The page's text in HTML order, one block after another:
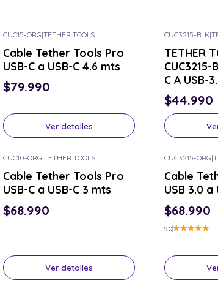
CUC15-ORG|TETHER TOOLS
Cable Tether Tools Pro
USB-C a USB-C 4.6 mts
$79.990
Ver detalles
CUC3215-BLK|
TETHER
CUC3215-
C A USB-
$44.990
CUC10-ORG|TETHER TOOLS
Cable Tether Tools Pro
USB-C a USB-C 3 mts
$68.990
Ver detalles
CUC3215-ORG|
Cable
USB 3.0 a
$68.990
5.0